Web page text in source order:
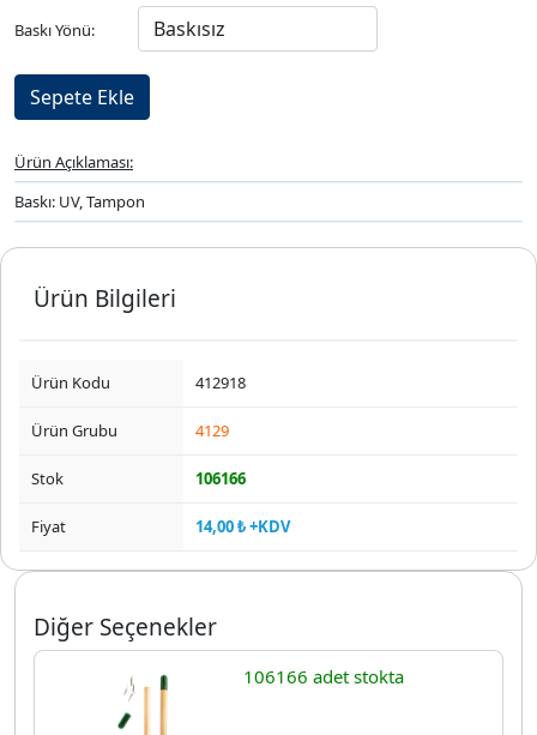
Baskı Yönü:
Ürün Açıklaması:
Baskı: UV, Tampon
Ürün Bilgileri
Ürün Kodu 412918
Ürün Grubu 4129
Stok 106166
Fiyat 14,00 ₺ +KDV
Diğer Seçenekler
106166 adet stokta